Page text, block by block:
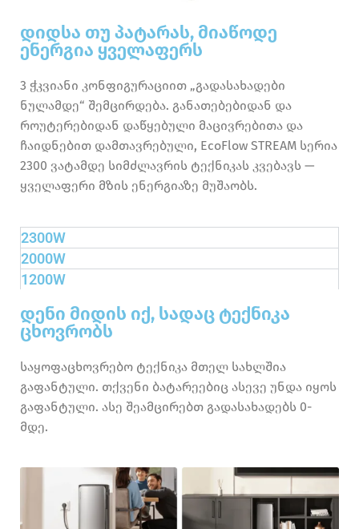
დიდსა თუ პატარას, მიაწოდე
ენერგია ყველაფერს
3 ჭკვიანი კონფიგურაციით „გადასახადები
ნულამდე“ შემცირდება. განათებებიდან და
როუტერებიდან დაწყებული მაცივრებითა და
ჩაიდნებით დამთავრებული, EcoFlow STREAM სერია
2300 ვატამდე სიმძლავრის ტექნიკას კვებავს —
ყველაფერი მზის ენერგიაზე მუშაობს.
2300W
2000W
1200W
დენი მიდის იქ, სადაც ტექნიკა
ცხოვრობს
საყოფაცხოვრებო ტექნიკა მთელ სახლშია
გაფანტული. თქვენი ბატარეებიც ასევე უნდა იყოს
გაფანტული. ასე შეამცირებთ გადასახადებს 0-
მდე.